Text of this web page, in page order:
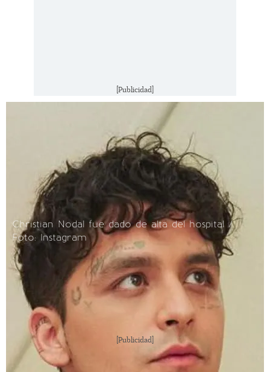
[Publicidad]
Christian Nodal fue dado de alta del hospital /
Foto: Instagram
[Publicidad]